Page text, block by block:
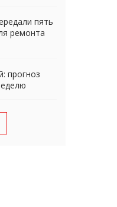
пять
ремонта
прогноз